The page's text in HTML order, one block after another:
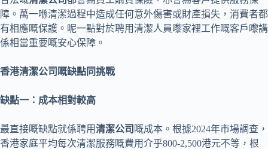
障。萬一喺清潔過程中造成任何意外傷害或財產損失，消費者都
有相應嘅保護。呢一點對於聘用清潔人員嚟家裡工作嘅客戶嚟講
係相當重要嘅安心保障。
香港清潔公司嘅缺點同挑戰
缺點一：成本相對較高
最直接嘅缺點就係聘用清潔公司 嘅成本。根據2024年市場調查，
香港家庭平均每次清潔服務嘅費用介乎800-2,500港元不等，根